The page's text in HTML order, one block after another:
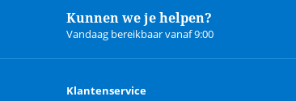
Kunnen we je helpen?
Vandaag bereikbaar vanaf 9:00
Klantenservice